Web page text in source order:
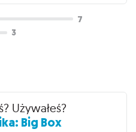
Używałeś?
Big Box